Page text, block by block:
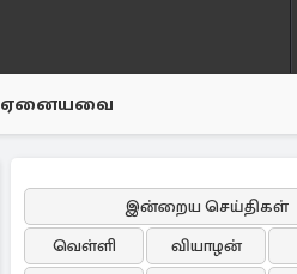
ஏனையவை
இன்றைய செய்திகள்
வெள்ளி
வியாழன்